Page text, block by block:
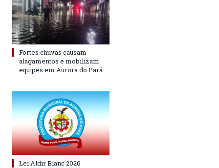
Fortes chuvas causam
alagamentos e mobilizam
equipes em Aurora do Pará
Lei Aldir Blanc 2026